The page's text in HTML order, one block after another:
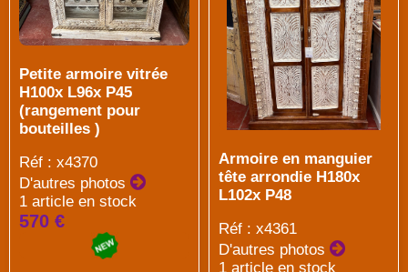
Petite armoire vitrée
H100x L96x P45
(rangement pour
bouteilles )
Réf : x4370
D'autres photos
1 article en stock
570 €
Armoire en manguier
tête arrondie H180x
L102x P48
Réf : x4361
D'autres photos
1 article en stock